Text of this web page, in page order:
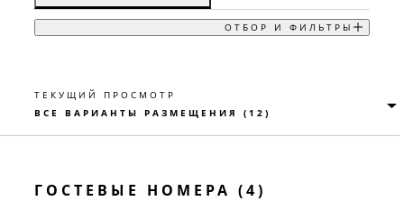
ОТБОР И ФИЛЬТРЫ
ТЕКУЩИЙ ПРОСМОТР
ГОСТЕВЫЕ НОМЕРА (4)